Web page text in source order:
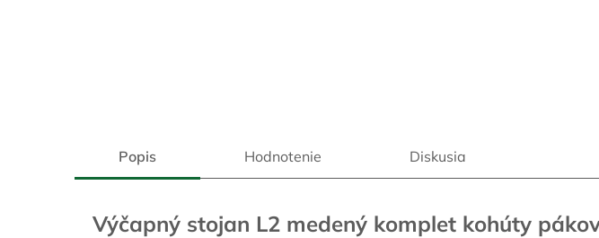
Popis Hodnotenie Diskusia
Výčapný stojan L2 medený komplet kohúty